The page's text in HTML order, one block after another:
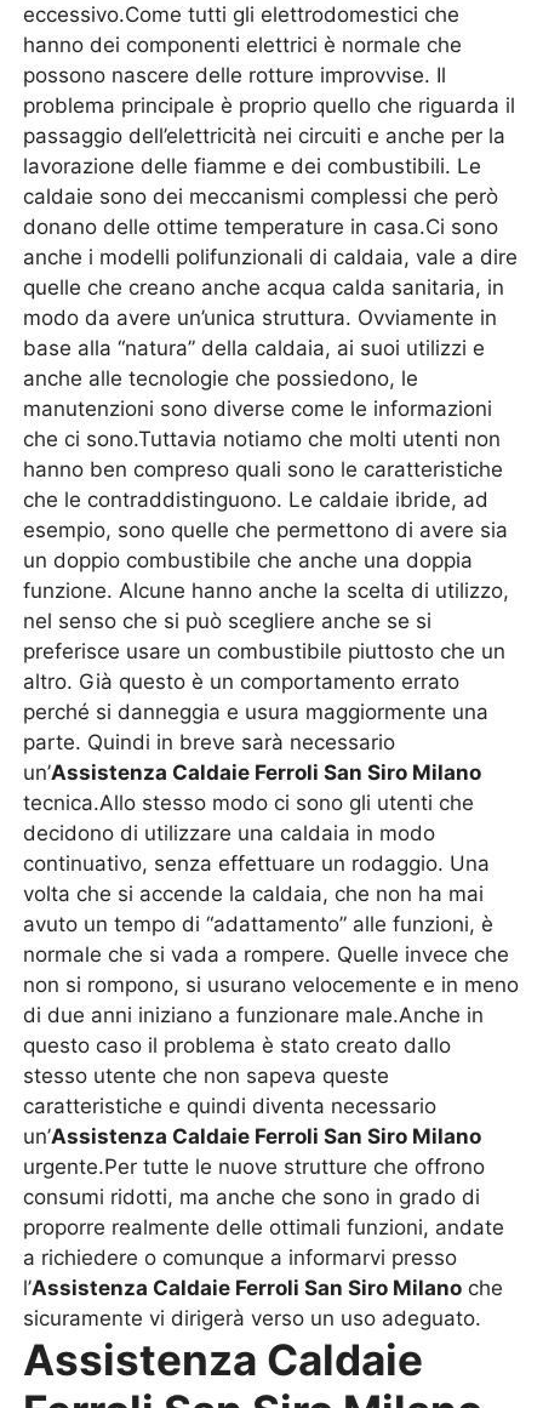
eccessivo.Come tutti gli elettrodomestici che
hanno dei componenti elettrici è normale che
possono nascere delle rotture improvvise. Il
problema principale è proprio quello che riguarda il
passaggio dell’elettricità nei circuiti e anche per la
lavorazione delle fiamme e dei combustibili. Le
caldaie sono dei meccanismi complessi che però
donano delle ottime temperature in casa.Ci sono
anche i modelli polifunzionali di caldaia, vale a dire
quelle che creano anche acqua calda sanitaria, in
modo da avere un’unica struttura. Ovviamente in
base alla “natura” della caldaia, ai suoi utilizzi e
anche alle tecnologie che possiedono, le
manutenzioni sono diverse come le informazioni
che ci sono.Tuttavia notiamo che molti utenti non
hanno ben compreso quali sono le caratteristiche
che le contraddistinguono. Le caldaie ibride, ad
esempio, sono quelle che permettono di avere sia
un doppio combustibile che anche una doppia
funzione. Alcune hanno anche la scelta di utilizzo,
nel senso che si può scegliere anche se si
preferisce usare un combustibile piuttosto che un
altro. Già questo è un comportamento errato
perché si danneggia e usura maggiormente una
parte. Quindi in breve sarà necessario
un’Assistenza Caldaie Ferroli San Siro Milano
tecnica.Allo stesso modo ci sono gli utenti che
decidono di utilizzare una caldaia in modo
continuativo, senza effettuare un rodaggio. Una
volta che si accende la caldaia, che non ha mai
avuto un tempo di “adattamento” alle funzioni, è
normale che si vada a rompere. Quelle invece che
non si rompono, si usurano velocemente e in meno
di due anni iniziano a funzionare male.Anche in
questo caso il problema è stato creato dallo
stesso utente che non sapeva queste
caratteristiche e quindi diventa necessario
un’Assistenza Caldaie Ferroli San Siro Milano
urgente.Per tutte le nuove strutture che offrono
consumi ridotti, ma anche che sono in grado di
proporre realmente delle ottimali funzioni, andate
a richiedere o comunque a informarvi presso
l’Assistenza Caldaie Ferroli San Siro Milano che
sicuramente vi dirigerà verso un uso adeguato.
Assistenza Caldaie